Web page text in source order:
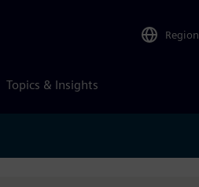
Region
Topics & Insights